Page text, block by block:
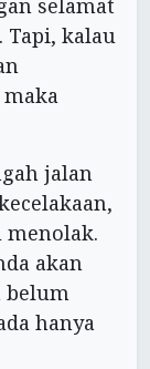
selamat
kalau
jalan
menolak.
akan
belum
hanya